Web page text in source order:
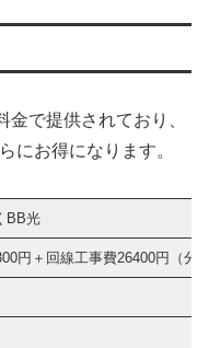
で提供されており、
にお得になります。
BB光
円＋回線工事費26400円（分